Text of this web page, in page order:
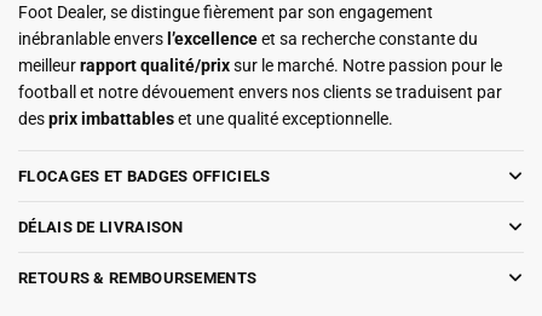
Foot Dealer, se distingue fièrement par son engagement
inébranlable envers l’excellenceet sa recherche constante du
meilleurrapport qualité/prixsur le marché. Notre passion pour le
football et notre dévouement envers nos clients se traduisent par
desprix imbattableset une qualité exceptionnelle.
FLOCAGES ET BADGES OFFICIELS
DÉLAIS DE LIVRAISON
RETOURS & REMBOURSEMENTS